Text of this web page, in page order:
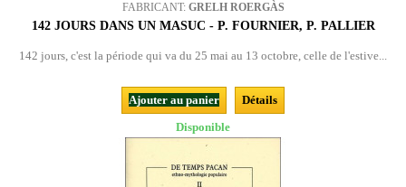
FABRICANT: GRELH ROERGÀS
142 JOURS DANS UN MASUC - P. FOURNIER, P. PALLIER
142 jours, c'est la période qui va du 25 mai au 13 octobre, celle de l'estive...
Ajouter au panier
Détails
Disponible